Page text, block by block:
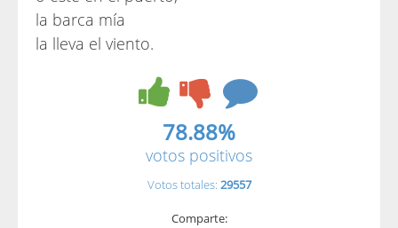
la barca mía
la lleva el viento.
78.88%
votos positivos
Votos totales: 29557
Comparte: